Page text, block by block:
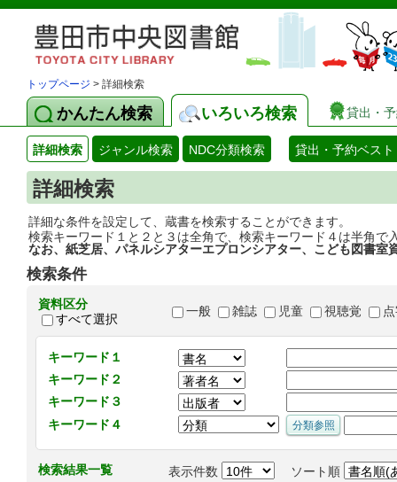
トップページ > 詳細検索
かんたん検索 いろいろ検索 貸出・
詳細検索 ジャンル検索 NDC分類検索 貸出・予約ベスト
詳細検索
詳細な条件を設定して、蔵書を検索することができます。
検索キーワード１と２と３は全角で、検索キーワード４は半角で
なお、紙芝居、パネルシアターエプロンシアター、こども図書室
検索条件
資料区分
すべて選択
一般 雑誌 児童 視聴覚
キーワード１
キーワード２
キーワード３
キーワード４
検索結果一覧 表示件数 ソート順